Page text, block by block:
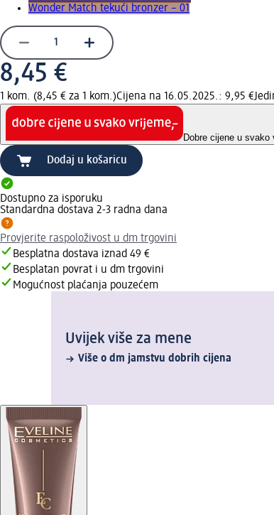
Wonder Match tekući bronzer – 01
8,45 €
1 kom. (8,45 € za 1 kom.)Cijena na 16.05.2025.: 9,95 €
Dobre cijene u svako
Dodaj u košaricu
Dostupno za isporuku
Standardna dostava 2-3 radna dana
Provjerite raspoloživost u dm trgovini
Besplatna dostava iznad 49 €
Besplatan povrat i u dm trgovini
Mogućnost plaćanja pouzećem
Uvijek više za mene
Više o dm jamstvu dobrih cijena